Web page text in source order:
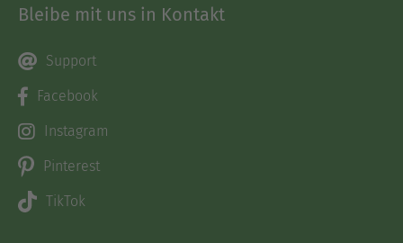
Bleibe mit uns in Kontakt
Support
Facebook
Instagram
Pinterest
TikTok